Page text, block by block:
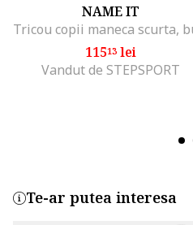
NAME IT
11513lei
Vandut de STEPSPORT
Te-ar putea interesa